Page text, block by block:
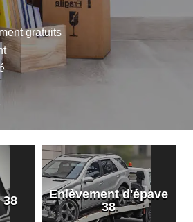
gratuits
Enlèvement d'épave
38